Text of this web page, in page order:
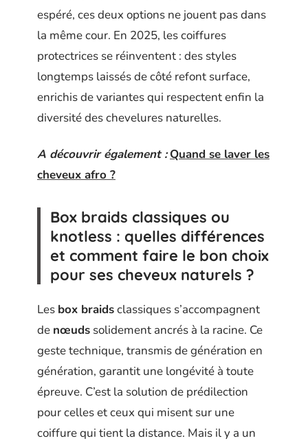
espéré, ces deux options ne jouent pas dans
la même cour. En 2025, les coiffures
protectrices se réinventent : des styles
longtemps laissés de côté refont surface,
enrichis de variantes qui respectent enfin la
diversité des chevelures naturelles.
A découvrir également : Quand se laver les
cheveux afro ?
Box braids classiques ou
knotless : quelles différences
et comment faire le bon choix
pour ses cheveux naturels ?
Les box braidsclassiques s’accompagnent
de nœuds solidement ancrés à la racine. Ce
geste technique, transmis de génération en
génération, garantit une longévité à toute
épreuve. C’est la solution de prédilection
pour celles et ceux qui misent sur une
coiffure qui tient la distance. Mais il y a un